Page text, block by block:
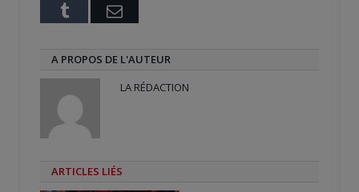
Tumblr Email
A PROPOS DE L'AUTEUR
LA RÉDACTION
ARTICLES LIÉS